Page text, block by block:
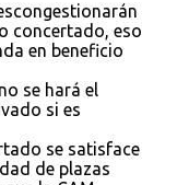
concertado, eso
en beneficio
se hará el
si es
se satisface
de plazas